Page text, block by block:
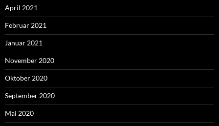
April 2021
Februar 2021
Januar 2021
November 2020
Oktober 2020
September 2020
Mai 2020